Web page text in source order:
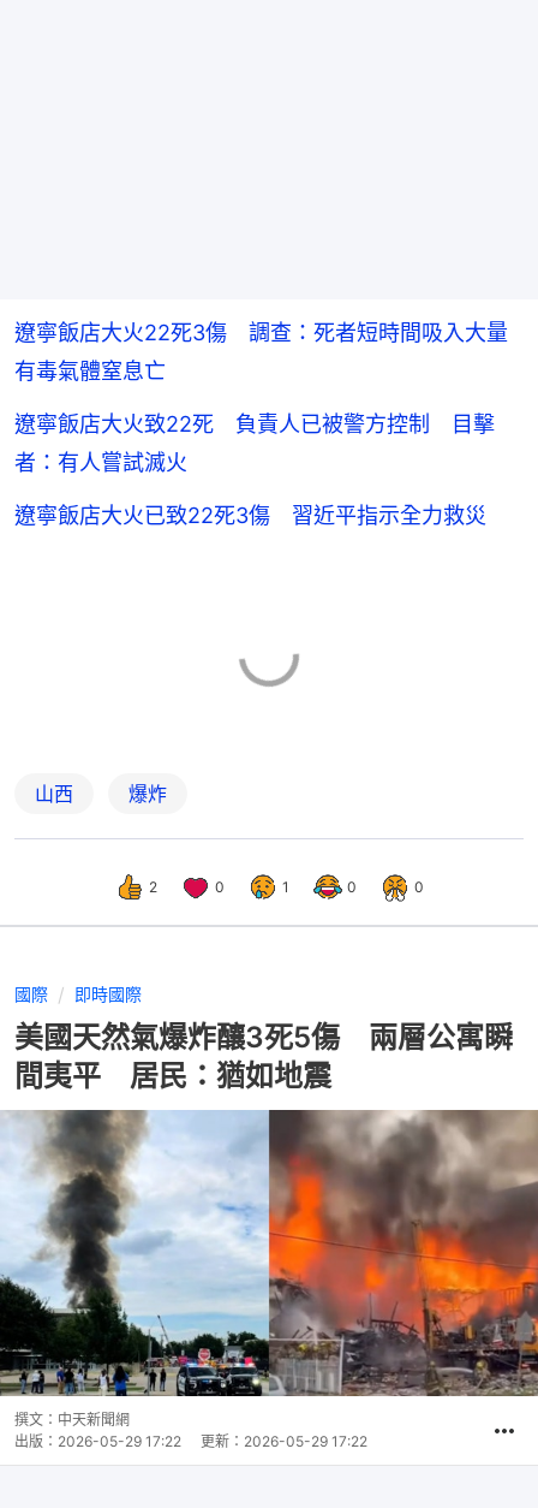
遼寧飯店大火22死3傷 調查：死者短時間吸入大量
有毒氣體窒息亡
遼寧飯店大火致22死 負責人已被警方控制 目擊
者：有人嘗試滅火
遼寧飯店大火已致22死3傷 習近平指示全力救災
山西 爆炸
2 0 1 0 0
國際 即時國際
美國天然氣爆炸釀3死5傷 兩層公寓瞬
間夷平 居民：猶如地震
撰文： 中天新聞網
出版： 2026-05-29 17:22 更新： 2026-05-29 17:22